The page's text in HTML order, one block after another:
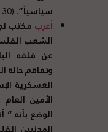
سياسياً“.(30 مايو 2025)
أعرب مكتب
الشعب
عن قلقه
وتفاقم حالة
العسكرية
الأمين
الوضع بأنه”